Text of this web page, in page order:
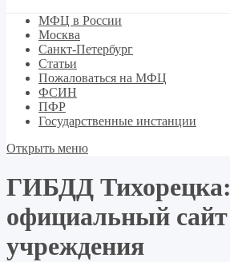
МФЦ в России
Москва
Санкт-Петербург
Статьи
Пожаловаться на МФЦ
ФСИН
ПФР
Государственные инстанции
Открыть меню
ГИБДД Тихорецка:
официальный сайт
учреждения